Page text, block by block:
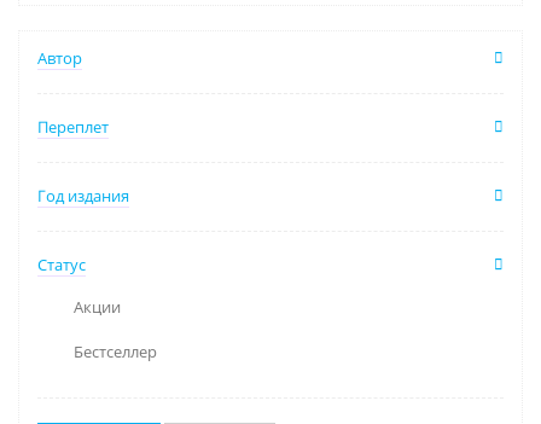
Автор
Переплет
Год издания
Статус
Акции
Бестселлер